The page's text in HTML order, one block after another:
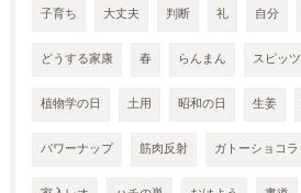
子育ち 大丈夫 判断 礼 自分
どうする家康 春 らんまん スピッツ
植物学の日 土用 昭和の日 生姜
パワーナップ 筋肉反射 ガトーショコラ